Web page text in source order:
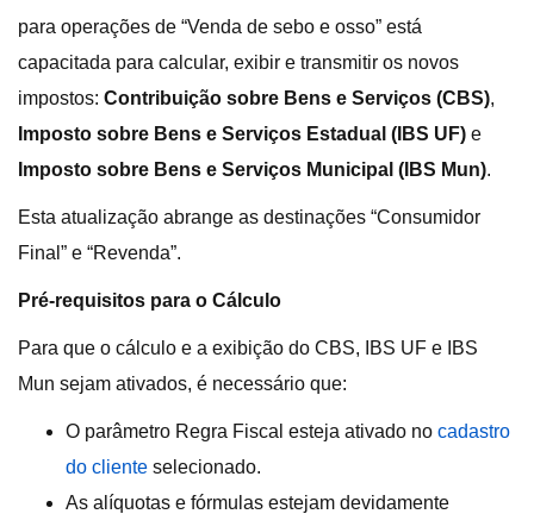
para operações de “Venda de sebo e osso” está
capacitada para calcular, exibir e transmitir os novos
impostos: Contribuição sobre Bens e Serviços (CBS),
Imposto sobre Bens e Serviços Estadual (IBS UF) e
Imposto sobre Bens e Serviços Municipal (IBS Mun).
Esta atualização abrange as destinações “Consumidor
Final” e “Revenda”.
Pré-requisitos para o Cálculo
Para que o cálculo e a exibição do CBS, IBS UF e IBS
Mun sejam ativados, é necessário que:
O parâmetro Regra Fiscal esteja ativado no cadastro
do cliente selecionado.
As alíquotas e fórmulas estejam devidamente